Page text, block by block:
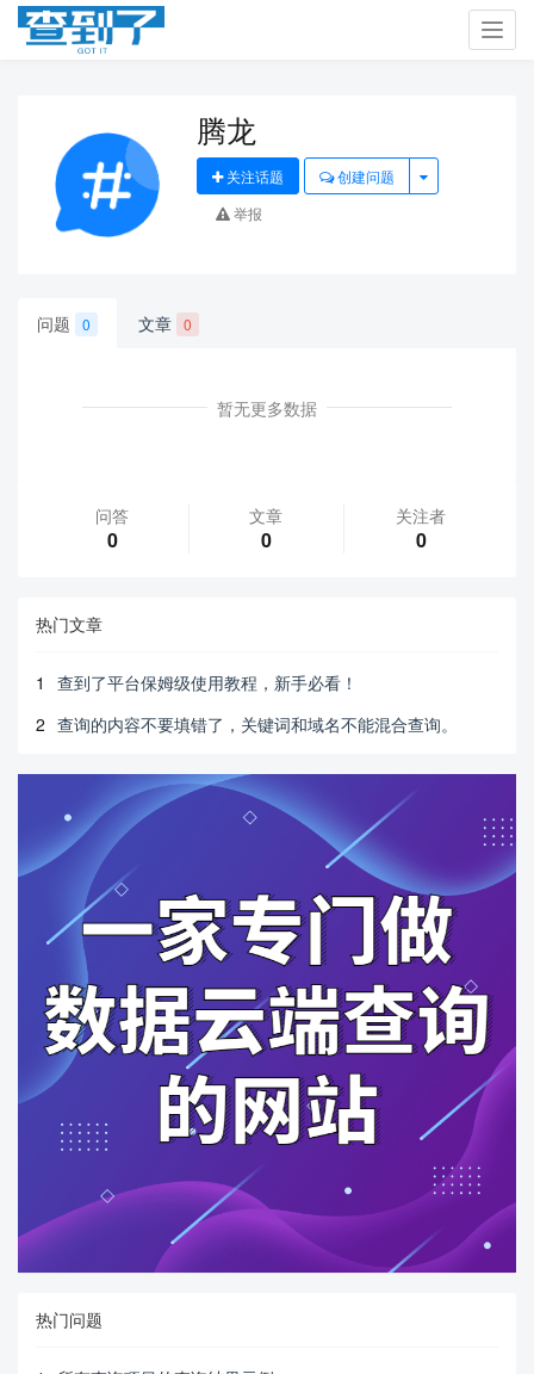
腾龙
关注话题
创建问题
举报
问题 0 文章 0
暂无更多数据
问答
0
文章
0
关注者
0
热门文章
1
查到了平台保姆级使用教程，新手必看！
2 查询的内容不要填错了，关键词和域名不能混合查询。
热门问题